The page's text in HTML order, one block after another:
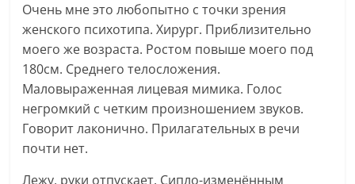
Очень мне это любопытно с точки зрения
женского психотипа. Хирург. Приблизительно
моего же возраста. Ростом повыше моего под
180см. Среднего телосложения.
Маловыраженная лицевая мимика. Голос
негромкий с четким произношением звуков.
Говорит лаконично. Прилагательных в речи
почти нет.
Лежу, руки отпускает. Сипло-изменённым